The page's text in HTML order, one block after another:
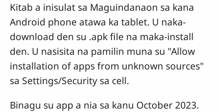
Kitab a inisulat sa Maguindanaon sa kana
Android phone atawa ka tablet. U naka-
download den su .apk file na maka-install
den. U nasisita na pamilin muna su "Allow
installation of apps from unknown sources"
sa Settings/Security sa cell.
Binagu su app a nia sa kanu October 2023.